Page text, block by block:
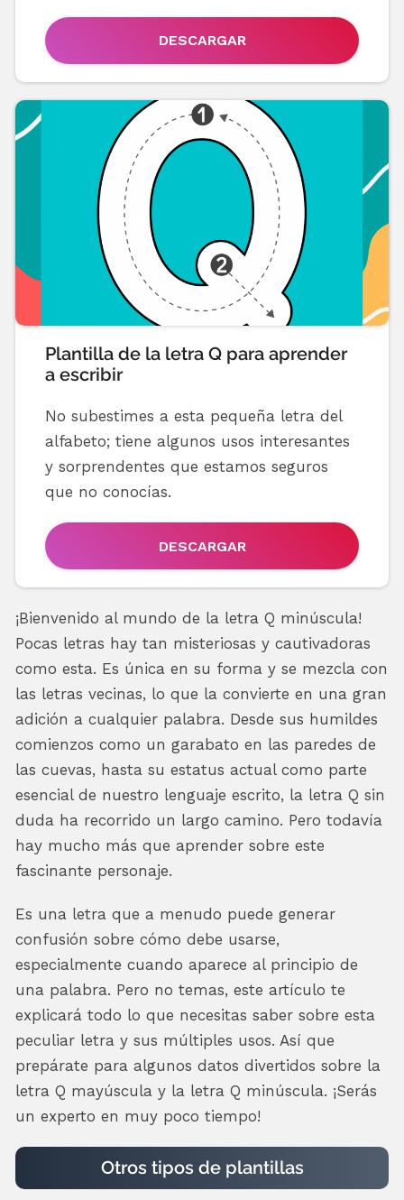
DESCARGAR
Plantilla de la letra Q para aprender
a escribir
No subestimes a esta pequeña letra del
alfabeto; tiene algunos usos interesantes
y sorprendentes que estamos seguros
que no conocías.
DESCARGAR
¡Bienvenido al mundo de la letra Q minúscula!
Pocas letras hay tan misteriosas y cautivadoras
como esta. Es única en su forma y se mezcla con
las letras vecinas, lo que la convierte en una gran
adición a cualquier palabra. Desde sus humildes
comienzos como un garabato en las paredes de
las cuevas, hasta su estatus actual como parte
esencial de nuestro lenguaje escrito, la letra Q sin
duda ha recorrido un largo camino. Pero todavía
hay mucho más que aprender sobre este
fascinante personaje.
Es una letra que a menudo puede generar
confusión sobre cómo debe usarse,
especialmente cuando aparece al principio de
una palabra. Pero no temas, este artículo te
explicará todo lo que necesitas saber sobre esta
peculiar letra y sus múltiples usos. Así que
prepárate para algunos datos divertidos sobre la
letra Q mayúscula y la letra Q minúscula. ¡Serás
un experto en muy poco tiempo!
Otros tipos de plantillas